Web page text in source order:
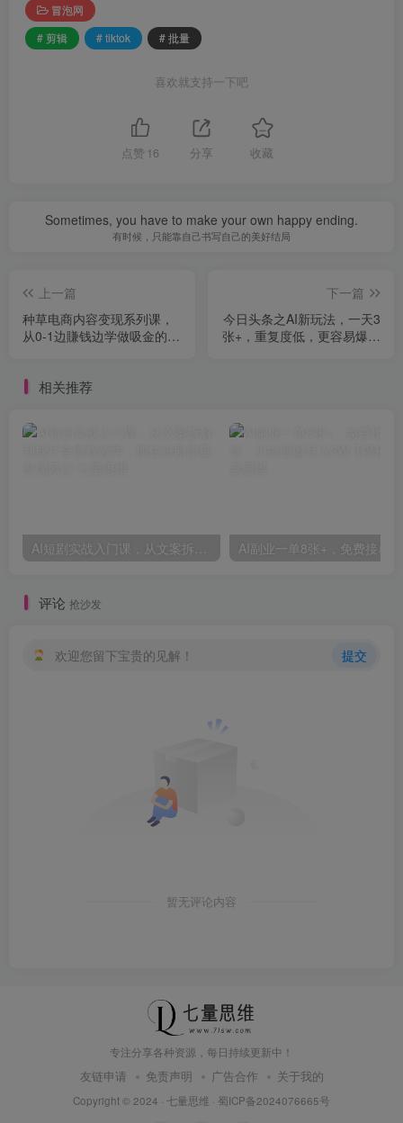
冒泡网
# 剪辑
# tiktok # 批量
喜欢就支持一下吧
点赞 16 分享 收藏
Sometimes, you have to make your own happy ending.
有时候，只能靠自己书写自己的美好结局
上一篇
种草电商内容变现系列课，
从0-1边賺钱边学做吸金的种
下一篇
今日头条之AI新玩法，一天3
张+，重复度低，更容易爆，
相关推荐
AI短剧实战入门课，从文案拆解到成片全流程教学，抓住短剧流量变现风口
评论 抢沙发
欢迎您留下宝贵的见解！ 提交
暂无评论内容
专注分享各种资源，每日持续更新中！
友链申请 免责声明 广告合作 关于我的
Copyright © 2024 · 七量思维 · 蜀ICP备2024076665号